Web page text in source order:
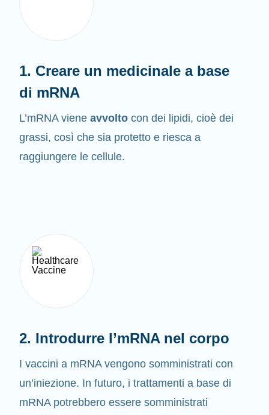
1. Creare un medicinale a base
di mRNA
L’mRNA viene avvolto con dei lipidi, cioè dei
grassi, così che sia protetto e riesca a
raggiungere le cellule.
2. Introdurre l’mRNA nel corpo
I vaccini a mRNA vengono somministrati con
un’iniezione. In futuro, i trattamenti a base di
mRNA potrebbero essere somministrati